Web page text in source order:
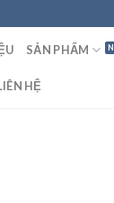
SẢN PHẨM
HỆ